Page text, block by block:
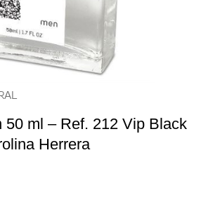
50 ml – Ref. 212 Vip Black
Herrera